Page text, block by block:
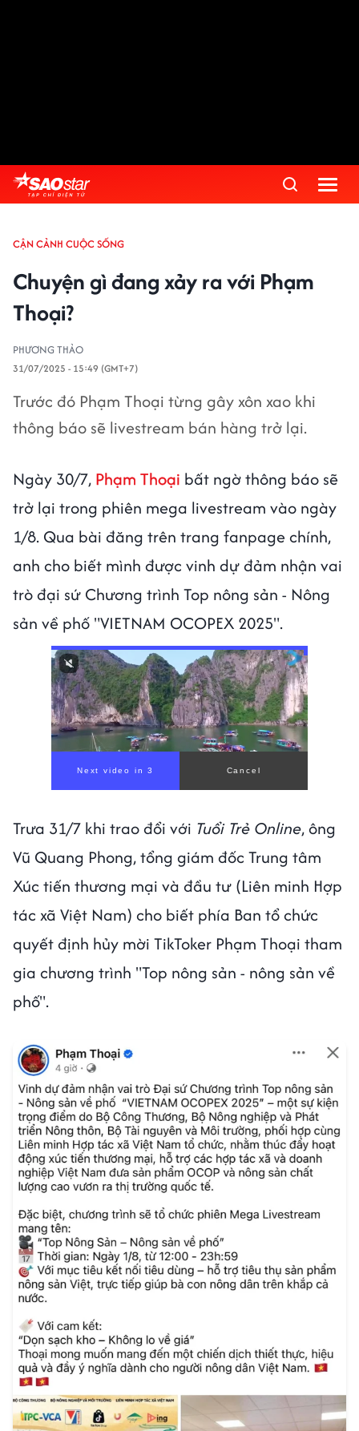
CẬN CẢNH CUỘC SỐNG
Chuyện gì đang xảy ra với Phạm
Thoại?
PHƯƠNG THẢO
31/07/2025 - 15:49 (GMT+7)
Trước đó Phạm Thoại từng gây xôn xao khi
thông báo sẽ livestream bán hàng trở lại.
Ngày 30/7, Phạm Thoại bất ngờ thông báo sẽ
trở lại trong phiên mega livestream vào ngày
1/8. Qua bài đăng trên trang fanpage chính,
anh cho biết mình được vinh dự đảm nhận vai
trò đại sứ Chương trình Top nông sản - Nông
sản về phố "VIETNAM OCOPEX 2025".
00:00/ 00:59
Trưa 31/7 khi trao đổi với Tuổi Trẻ Online, ông
Vũ Quang Phong, tổng giám đốc Trung tâm
Xúc tiến thương mại và đầu tư (Liên minh Hợp
tác xã Việt Nam) cho biết phía Ban tổ chức
quyết định hủy mời TikToker Phạm Thoại tham
gia chương trình "Top nông sản - nông sản về
phố".